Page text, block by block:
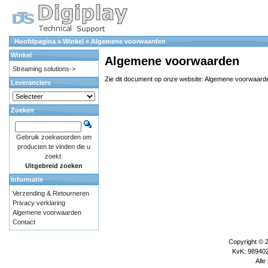
Hoofdpagina » Winkel » Algemene voorwaarden
Algemene voorwaarden
Zie dit document op onze website: Algemene
Winkel
Streaming solutions->
Leveranciers
Zoeken
Gebruik zoekwoorden om
producten te vinden die u
zoekt.
Uitgebreid zoeken
Informatie
Verzending & Retourneren
Privacy verklaring
Algemene voorwaarden
Contact
Copyright ©
KvK:
Alle